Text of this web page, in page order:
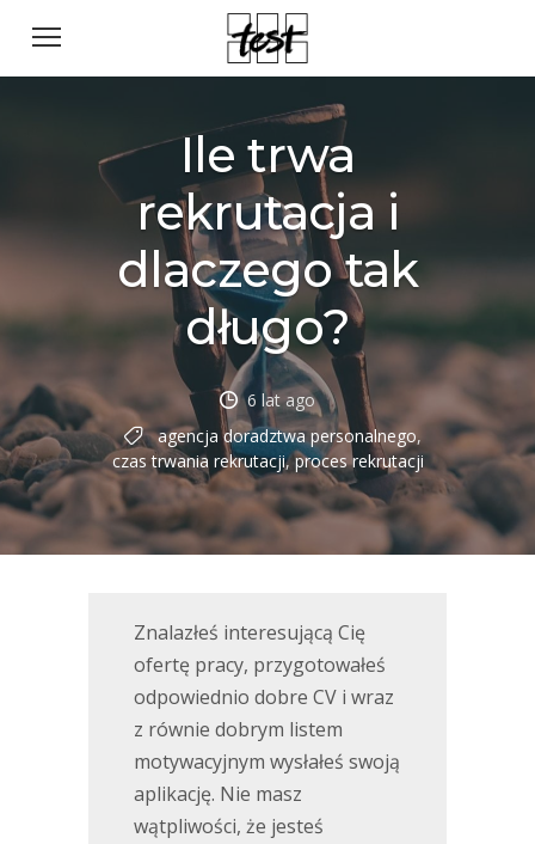
Ile trwa
rekrutacja i
dlaczego tak
długo?
6 lat ago
agencja doradztwa personalnego,
czas trwania rekrutacji,proces rekrutacji
Znalazłeś interesującą Cię
ofertę pracy, przygotowałeś
odpowiednio dobre CV i wraz
z równie dobrym listem
motywacyjnym wysłałeś swoją
aplikację. Nie masz
wątpliwości, że jesteś